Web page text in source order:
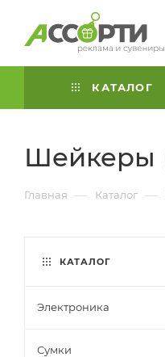
КАТАЛОГ
Шейкеры
Главная — Каталог —
КАТАЛОГ
Электроника
Сумки